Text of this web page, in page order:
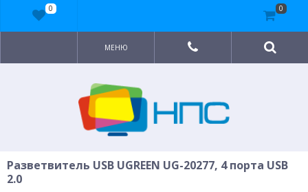
МЕНЮ
Разветвитель USB UGREEN UG-20277, 4 порта USB
2.0
0 0